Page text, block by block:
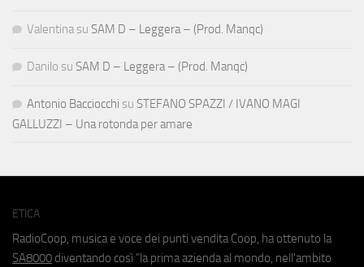
Valentina su SAM D – Leggera – (Prod. Manqc)
Danilo su SAM D – Leggera – (Prod. Manqc)
Antonio Bacciocchi su STEFANO SPAZZI / IVANO MAGI
GALLUZZI – Una rotonda per amare
ETICA
RadioCoop, musica e voce dei punti vendita Coop, ha ottenuto la
SA8000 diventando così "la prima azienda al mondo, nell'ambito